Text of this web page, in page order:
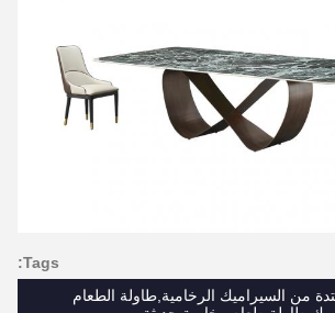
Tags:
من السيراميك الرخامية,طاولة الطعام